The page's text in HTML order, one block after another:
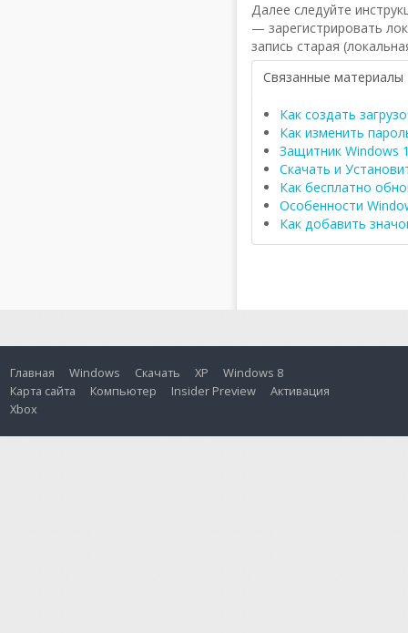
Далее следуйте
— зарегистрировать
запись старая
Связанные материалы
Как создать
Как изменить
Защитник Windows
Скачать и
Как бесплатно
Особенности
Как добавить
Главная Windows Скачать XP
Windows 8
Карта сайта
Компьютер Insider Preview
Активация
Xbox